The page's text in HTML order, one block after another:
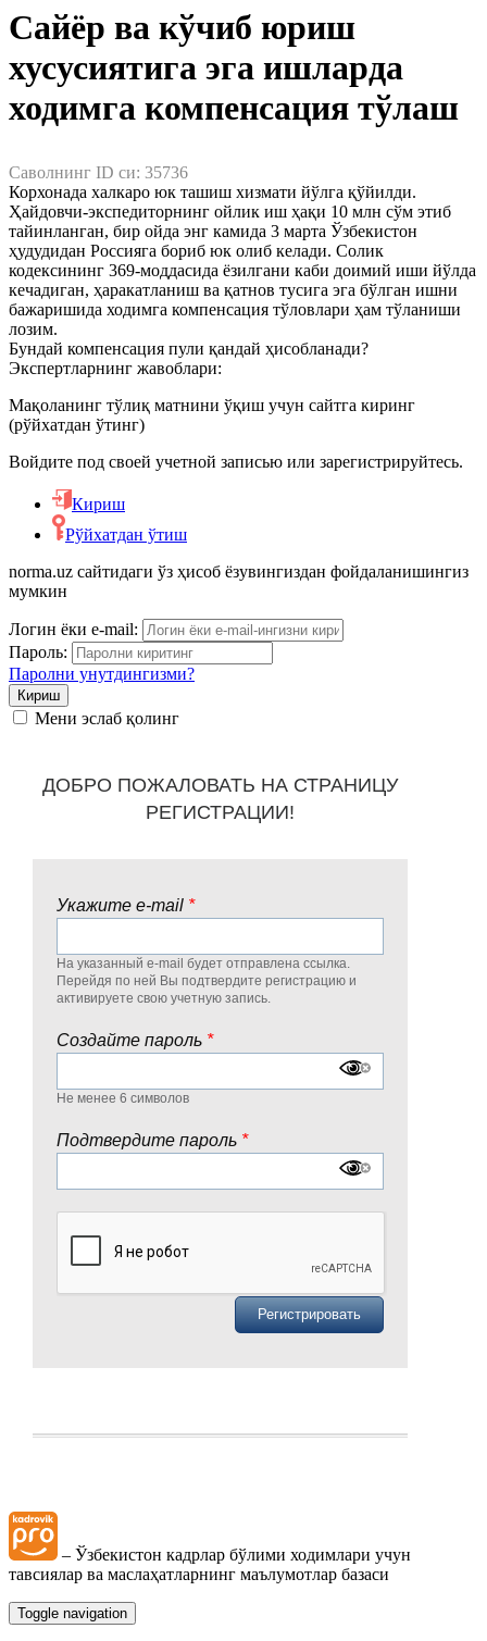
Ходимларни аттестациядан ўтказиш
Меҳнат низолари
Кадрлар ишини юритиш
Меҳнат шартномасини ўзгартириш
Меҳнатга оид муносабатларни бекор қилиш
Ишга қабул қилиш
Сайёр ва кўчиб юриш
хусусиятига эга ишларда
ходимга компенсация тўлаш
Саволнинг ID си: 35736
Корхонада халкаро юк ташиш хизмати йўлга қўйилди.
Ҳайдовчи-экспедиторнинг ойлик иш ҳақи 10 млн сўм этиб
тайинланган, бир ойда энг камида 3 марта Ўзбекистон
ҳудудидан Россияга бориб юк олиб келади. Солик
кодексининг 369-моддасида ёзилгани каби доимий иши йўлда
кечадиган, ҳаракатланиш ва қатнов тусига эга бўлган ишни
бажаришида ходимга компенсация тўловлари ҳам тўланиши
лозим.
Бундай компенсация пули қандай ҳисобланади?
Экспертларнинг жавоблари:
Мақоланинг тўлиқ матнини ўқиш учун сайтга киринг
(рўйхатдан ўтинг)
Войдите под своей учетной записью или зарегистрируйтесь.
Кириш
Рўйхатдан ўтиш
norma.uz сайтидаги ўз ҳисоб ёзувингиздан фойдаланишингиз
мумкин
Логин ёки e-mail:
Пароль:
Паролни унутдингизми?
Мени эслаб қолинг
– Ўзбекистон кадрлар бўлими ходимлари учун
тавсиялар ва маслаҳатларнинг маълумотлар базаси
Toggle navigation